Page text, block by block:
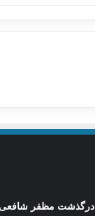
درگذشت مظفر شافعی